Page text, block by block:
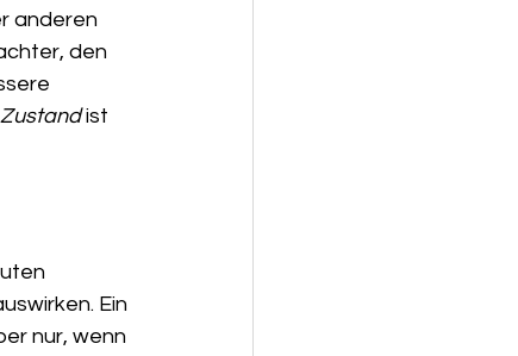
anderen
den
ist
Ein
nur, wenn